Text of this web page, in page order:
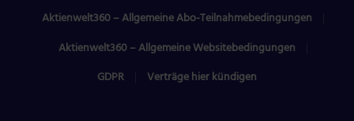
Aktienwelt360 – Allgemeine Abo-Teilnahmebedingungen
Aktienwelt360 – Allgemeine Websitebedingungen
GDPR
Verträge hier kündigen